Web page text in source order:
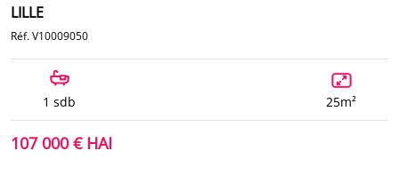
LILLE
Réf. V10009050
1 sdb 25m²
107 000 € HAI